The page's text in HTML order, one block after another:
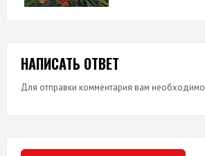
НАПИСАТЬ ОТВЕТ
Для отправки комментария вам необходимо